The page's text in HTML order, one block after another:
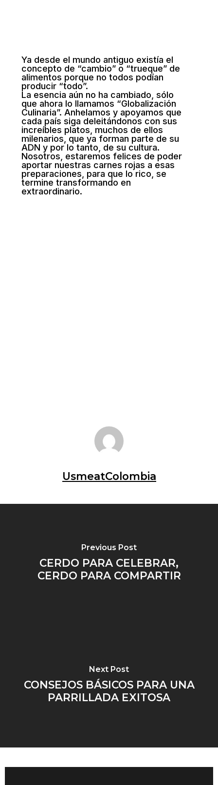
Ya desde el mundo antiguo existía el
concepto de “cambio” o “trueque” de
alimentos porque no todos podían
producir “todo”.
La esencia aún no ha cambiado, sólo
que ahora lo llamamos “Globalización
Culinaria”. Anhelamos y apoyamos que
cada país siga deleitándonos con sus
increíbles platos, muchos de ellos
milenarios, que ya forman parte de su
ADN y por lo tanto, de su cultura.
Nosotros, estaremos felices de poder
aportar nuestras carnes rojas a esas
preparaciones, para que lo rico, se
termine transformando en
extraordinario.
UsmeatColombia
Previous Post
CERDO PARA CELEBRAR,
CERDO PARA COMPARTIR
Next Post
CONSEJOS BÁSICOS PARA UNA
PARRILLADA EXITOSA